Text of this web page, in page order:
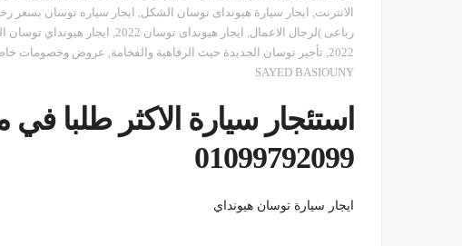
الانترنت, ايجار سيارة هيونداى توسان الشكل, ايجار سياره توسان بسعر
رباعى )لرجال الاعمال, ايجار هيونداى توسان 2022 , ايجار هيونداي توسان
2022
, تأجير توسان الجديدة حيث الرفاهية والفخامة, عروض وخصومات
SAYED BASIOUNY
استئجار سيارة الاكثر طلبا
01099792099
ايجار سيارة توسان هيونداي